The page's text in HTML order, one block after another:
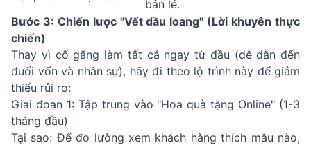
bán lẻ.
Bước 3: Chiến lược "Vết dầu loang" (Lời khuyên thực
chiến)
Thay vì cố gắng làm tất cả ngay từ đầu (dễ dẫn đến
đuối vốn và nhân sự), hãy đi theo lộ trình này để giảm
thiểu rủi ro:
Giai đoạn 1: Tập trung vào "Hoa quà tặng Online" (1-3
tháng đầu)
Tại sao: Để đo lường xem khách hàng thích mẫu nào,